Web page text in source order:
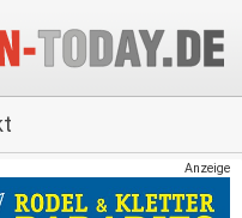
Anzeige